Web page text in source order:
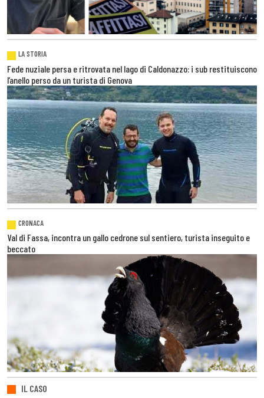
LA STORIA
Fede nuziale persa e ritrovata nel lago di Caldonazzo: i sub restituiscono
l’anello perso da un turista di Genova
CRONACA
Val di Fassa, incontra un gallo cedrone sul sentiero, turista inseguito e
beccato
IL CASO